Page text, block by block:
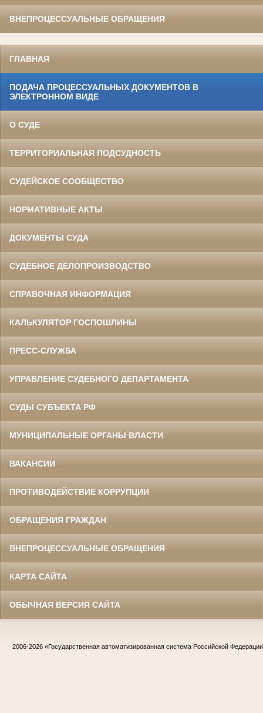
ВНЕПРОЦЕССУАЛЬНЫЕ ОБРАЩЕНИЯ
ГЛАВНАЯ
ПОДАЧА ПРОЦЕССУАЛЬНЫХ ДОКУМЕНТОВ В
ЭЛЕКТРОННОМ ВИДЕ
О СУДЕ
ТЕРРИТОРИАЛЬНАЯ ПОДСУДНОСТЬ
СУДЕЙСКОЕ СООБЩЕСТВО
НОРМАТИВНЫЕ АКТЫ
ДОКУМЕНТЫ СУДА
СУДЕБНОЕ ДЕЛОПРОИЗВОДСТВО
СПРАВОЧНАЯ ИНФОРМАЦИЯ
КАЛЬКУЛЯТОР ГОСПОШЛИНЫ
ПРЕСС-СЛУЖБА
УПРАВЛЕНИЕ СУДЕБНОГО ДЕПАРТАМЕНТА
СУДЫ СУБЪЕКТА РФ
МУНИЦИПАЛЬНЫЕ ОРГАНЫ ВЛАСТИ
ВАКАНСИИ
ПРОТИВОДЕЙСТВИЕ КОРРУПЦИИ
ОБРАЩЕНИЯ ГРАЖДАН
ВНЕПРОЦЕССУАЛЬНЫЕ ОБРАЩЕНИЯ
КАРТА САЙТА
ОБЫЧНАЯ ВЕРСИЯ САЙТА
2006-2026 «Государственная автоматизированная система Российской